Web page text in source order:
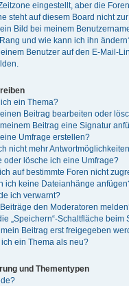
eingestellt, aber die
steht auf diesem Board nicht
Bild bei meinem
und wie kann ich ihn
Benutzer auf den E-Mail-
ein Thema?
Beitrag bearbeiten oder
Beitrag eine Signatur
Umfrage erstellen?
nicht mehr
oder lösche ich eine Umfrage?
auf bestimmte Foren nicht
ich keine Dateianhänge
ich verwarnt?
den Moderatoren
„Speichern“-Schaltfläche
Beitrag erst freigegeben
ein Thema als neu?
und Thementypen